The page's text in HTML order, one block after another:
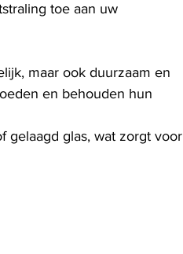
toe aan uw
maar ook duurzaam en
en behouden hun
gelaagd glas, wat zorgt voor